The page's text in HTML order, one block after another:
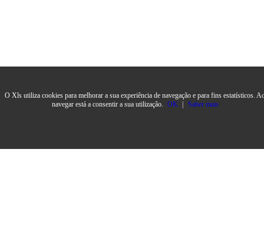
O Xls utiliza cookies para melhorar a sua experiência de navegação e para fins estatísticos.
navegar está a consentir a sua utilização. OK Saber mais